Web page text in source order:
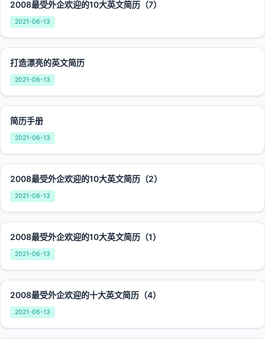
2008最受外企欢迎的10大英文简历（7）
2021-06-13
打造漂亮的英文简历
2021-06-13
简历手册
2021-06-13
2008最受外企欢迎的10大英文简历（2）
2021-06-13
2008最受外企欢迎的10大英文简历（1）
2021-06-13
2008最受外企欢迎的十大英文简历（4）
2021-06-13